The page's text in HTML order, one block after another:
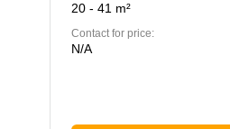
20 - 41 m²
Contact for price:
N/A